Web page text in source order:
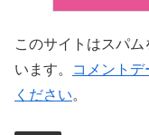
このサイトはスパ
います。
コメント
ください。